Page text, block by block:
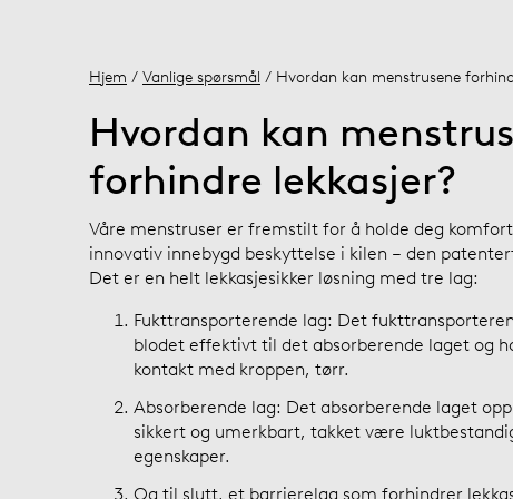
Hjem / Vanlige spørsmål / Hvordan kan menstrusene
Hvordan kan
forhindre lekkasjer?
Våre menstruser er fremstilt for å holde deg
innovativ innebygd beskyttelse i kilen – den
Det er en helt lekkasjesikker løsning med tre lag:
Fukttransporterende lag: Det
blodet effektivt til det absorberende laget og
kontakt med kroppen, tørr.
Absorberende lag: Det absorberende laget
sikkert og umerkbart, takket være
egenskaper.
Og til slutt, et barrierelag som forhindrer